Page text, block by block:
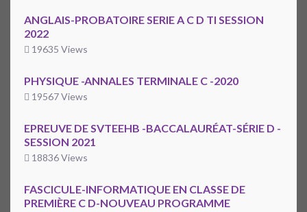
ANGLAIS-PROBATOIRE SERIE A C D TI SESSION
2022
19635 Views
PHYSIQUE -ANNALES TERMINALE C -2020
19567 Views
EPREUVE DE SVTEEHB -BACCALAURÉAT-SÉRIE D -
SESSION 2021
18836 Views
FASCICULE-INFORMATIQUE EN CLASSE DE
PREMIÈRE C D-NOUVEAU PROGRAMME